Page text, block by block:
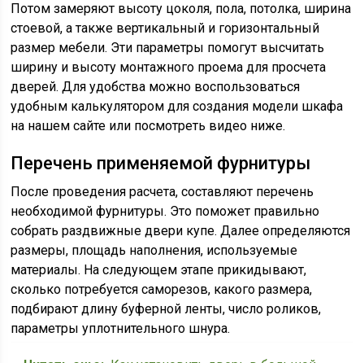
Потом замеряют высоту цоколя, пола, потолка, ширина
стоевой, а также вертикальный и горизонтальный
размер мебели. Эти параметры помогут высчитать
ширину и высоту монтажного проема для просчета
дверей. Для удобства можно воспользоваться
удобным калькулятором для создания модели шкафа
на нашем сайте или посмотреть видео ниже.
Перечень применяемой фурнитуры
После проведения расчета, составляют перечень
необходимой фурнитуры. Это поможет правильно
собрать раздвижные двери купе. Далее определяются
размеры, площадь наполнения, используемые
материалы. На следующем этапе прикидывают,
сколько потребуется саморезов, какого размера,
подбирают длину буферной ленты, число роликов,
параметры уплотнительного шнура.